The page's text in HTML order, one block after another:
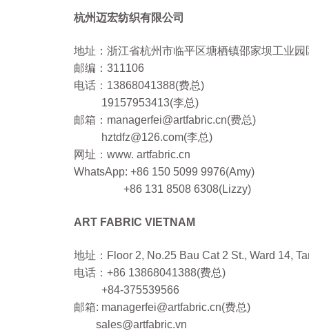
杭州迈宏纺织有限公司
地址：浙江省杭州市临平区塘栖镇邵家坝工业园
邮编：311106
电话：13868041388(费总)
19157953413(李总)
邮箱：managerfei@artfabric.cn(费总)
hztdfz@126.com(李总)
网址：www. artfabric.cn
WhatsApp: +86 150 5099 9976(Amy)
+86 131 8508 6308(Lizzy)
ART FABRIC VIETNAM
地址：Floor 2, No.25 Bau Cat 2 St., Ward 14,
电话：+86 13868041388(费总)
+84-375539566
邮箱: managerfei@artfabric.cn(费总)
sales@artfabric.vn